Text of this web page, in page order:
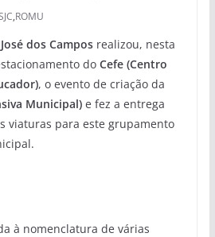
,ROMU
dos Camposrealizou, nesta
do Cefe (Centro
, o evento de criação da
Municipal)e fez a entrega
viaturas para este grupamento
à nomenclatura de várias